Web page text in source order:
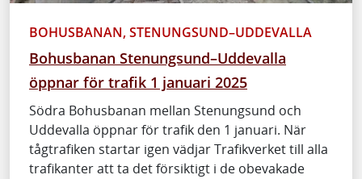
BOHUSBANAN, STENUNGSUND–UDDEVALLA
Bohusbanan Stenungsund–Uddevalla
öppnar för trafik 1 januari 2025
Södra Bohusbanan mellan Stenungsund och
Uddevalla öppnar för trafik den 1 januari. När
tågtrafiken startar igen vädjar Trafikverket till alla
trafikanter att ta det försiktigt i de obevakade